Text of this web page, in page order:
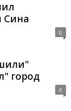
Сина
0
город
0